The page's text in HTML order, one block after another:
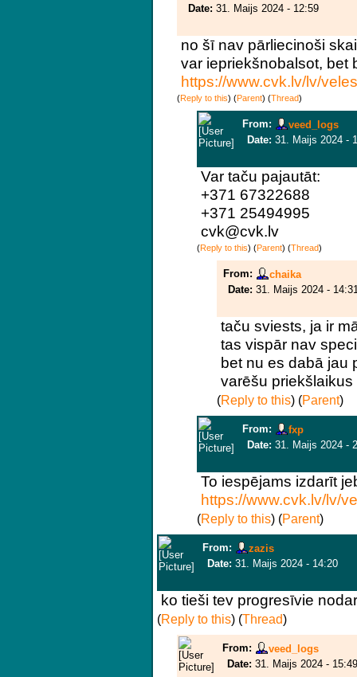
Date: 31. Maijs 2024 - 12:59
no šī nav pārliecinoši
var iepriekšnobalsot, bet
https://www.cvk.lv/lv/
(Reply to this) (Parent) (Thread)
From:
veed_logs
Date: 31. Maijs 2024 -
Var taču pajautāt:
+371 67322688
+371 25494995
cvk@cvk.lv
(Reply to this) (Parent) (Thread)
From:
chaika
Date: 31. Maijs 2024 -
taču sviests, ja ir
tas vispār nav
bet nu es dabā jau
varēšu priekšlaikus
(Reply to this) (Parent)
From:
fxp
Date: 31. Maijs 2024 -
To iespējams izdarīt
https://www.cvk.lv/lv/
(Reply to this) (Parent)
From:
zazis
Date: 31. Maijs 2024 - 14:20
ko tieši tev progresīvie
(Reply to this) (Thread)
From:
veed_logs
Date: 31. Maijs 2024 - 15:49